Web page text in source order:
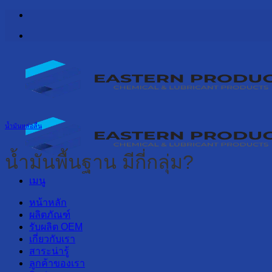
ข้าม
เมนู
หน้าหลัก
ผลิตภัณฑ์
รับผลิต OEM
เกี่ยวกับเรา
สาระน่ารู้
ลูกค้าของเรา
น้ำมันหล่อลื่น
น้ำมันพื้นฐาน มีกี่กลุ่ม?